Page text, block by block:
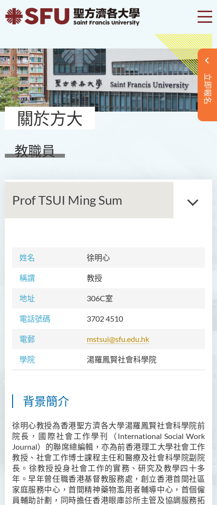
立即報名
關於方大
教職員
Prof TSUI Ming Sum
姓名 徐明心
稱謂 教授
地址 306C室
電話號碼 3702 4510
電郵 mstsui@sfu.edu.hk
學院 湯羅鳳賢社會科學院
背景簡介
徐明心教授為香港聖方濟各大學湯羅鳳賢社會科學院前
院長，國際社會工作學刊（International Social Work
Journal）的聯席總編輯，亦為前香港理工大學社會工作
教授、社會工作博士課程主任和醫療及社會科學院副院
長。徐教授投身社會工作的實務、研究及教學四十多
年。早年曾任職香港基督教服務處，創立香港首間社區
家庭服務中心，首間精神藥物濫用者輔導中心，首個僱
員輔助計劃，同時擔任香港眼庫診所主管及協調服務拓
Dr LAM Chiu Wan
Ms Villy LO Suk Ling
Ms Angie HUNG Yiu Ying
Ms Mickey IP Po Na
Mr Michael LAU Sik Wai
Ms Clara LAW Ying Tsz